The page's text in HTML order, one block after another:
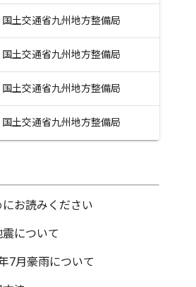
国土交通省九州地方整備局
国土交通省九州地方整備局
国土交通省九州地方整備局
国土交通省九州地方整備局
にお読みください
について
7月豪雨について